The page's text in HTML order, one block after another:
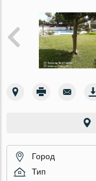
Город
Тип